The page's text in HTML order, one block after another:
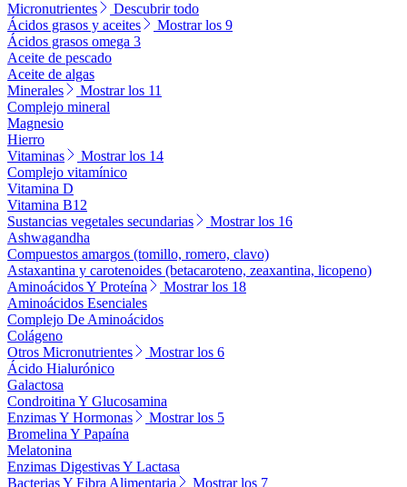
Micronutrientes
Descubrir todo
Ácidos grasos y aceites
Mostrar los 9
Ácidos grasos omega 3
Aceite de pescado
Aceite de algas
Minerales
Mostrar los 11
Complejo mineral
Magnesio
Hierro
Vitaminas
Mostrar los 14
Complejo vitamínico
Vitamina D
Vitamina B12
Sustancias vegetales secundarias
Mostrar los 16
Ashwagandha
Compuestos amargos (tomillo, romero, clavo)
Astaxantina y carotenoides (betacaroteno, zeaxantina, licopeno)
Aminoácidos Y Proteína
Mostrar los 18
Aminoácidos Esenciales
Complejo De Aminoácidos
Colágeno
Otros Micronutrientes
Mostrar los 6
Ácido Hialurónico
Galactosa
Condroitina Y Glucosamina
Enzimas Y Hormonas
Mostrar los 5
Bromelina Y Papaína
Melatonina
Enzimas Digestivas Y Lactasa
Bacterias Y Fibra Alimentaria
Mostrar los 7